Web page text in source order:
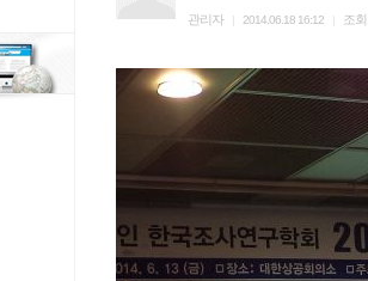
관리자 2014.06.18 16:12 조회